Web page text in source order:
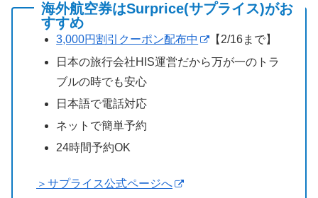
海外航空券はSurprice(サプライス)がお
すすめ
3,000円割引クーポン配布中
【2/16まで】
日本の旅行会社HIS運営だから万が一のトラ
ブルの時でも安心
日本語で電話対応
ネットで簡単予約
24時間予約OK
＞サプライス公式ページへ